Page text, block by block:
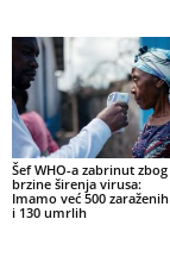
Šef WHO-a zabrinut zbog
brzine širenja virusa:
Imamo već 500 zaraženih
i 130 umrlih